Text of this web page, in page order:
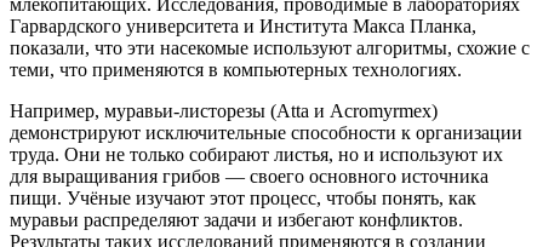
млекопитающих. Исследования, проводимые в лабораториях
Гарвардского университета и Института Макса Планка,
показали, что эти насекомые используют алгоритмы, схожие с
теми, что применяются в компьютерных технологиях.
Например, муравьи-листорезы (Atta и Acromyrmex)
демонстрируют исключительные способности к организации
труда. Они не только собирают листья, но и используют их
для выращивания грибов — своего основного источника
пищи. Учёные изучают этот процесс, чтобы понять, как
муравьи распределяют задачи и избегают конфликтов.
Результаты таких исследований применяются в создании